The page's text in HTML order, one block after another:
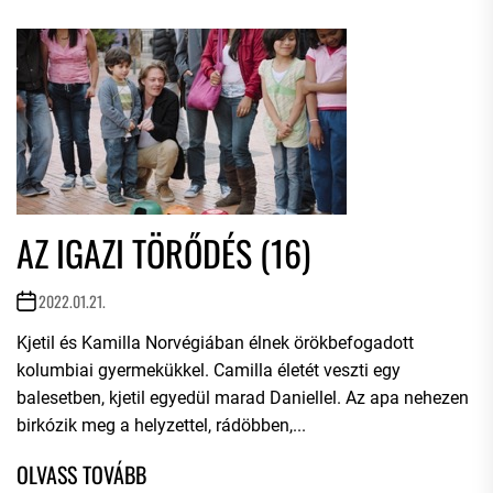
AZ IGAZI TÖRŐDÉS (16)
2022.01.21.
Kjetil és Kamilla Norvégiában élnek örökbefogadott
kolumbiai gyermekükkel. Camilla életét veszti egy
balesetben, kjetil egyedül marad Daniellel. Az apa nehezen
birkózik meg a helyzettel, rádöbben,...